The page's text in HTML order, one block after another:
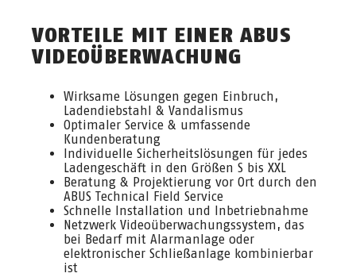
VORTEILE MIT EINER ABUS
VIDEOÜBERWACHUNG
Wirksame Lösungen gegen Einbruch,
Ladendiebstahl & Vandalismus
Optimaler Service & umfassende
Kundenberatung
Individuelle Sicherheitslösungen für jedes
Ladengeschäft in den Größen S bis XXL
Beratung & Projektierung vor Ort durch den
ABUS Technical Field Service
Schnelle Installation und Inbetriebnahme
Netzwerk Videoüberwachungssystem, das
bei Bedarf mit Alarmanlage oder
elektronischer Schließanlage kombinierbar
ist